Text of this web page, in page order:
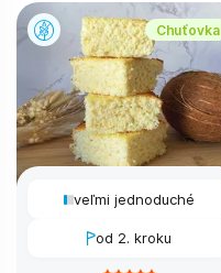
Chuťovka
veľmi jednoduché
od 2. kroku